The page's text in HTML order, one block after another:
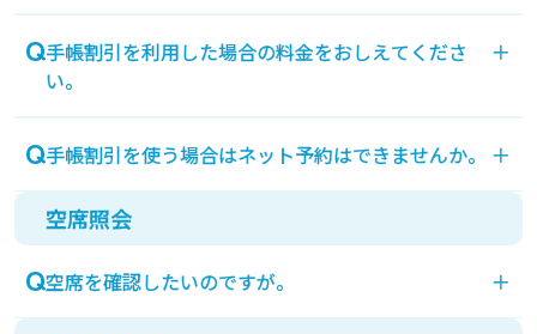
例：4/29、4/30、5/1の予約開始日は、2/28になり
ます。但し、うるう年の場合の4/30、5/1の予約開
始日は2/29になります。
ご本人のスタンダード和室料金のみ定価より50％割
引になります。介護者及び自動車航送運賃には割引
手帳割引を利用した場合の料金をおしえてくださ
い。
＋
インターネットのシミュレーションはインターネッ
手帳割引適用後の料金はお電話にてお問合せくださ
い。
手帳割引を使う場合はネット予約はできませんか。 ＋
インターネット予約可能です。予約途中画面の割引
選択を手帳割引にご変更いただけます。
空席照会
空席を確認したいのですが。 ＋